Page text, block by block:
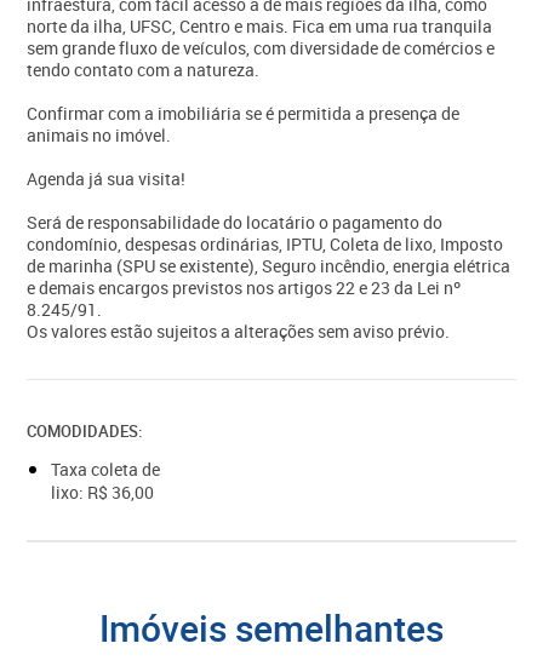
norte da ilha, UFSC, Centro e mais. Fica em uma rua tranquila
sem grande fluxo de veículos, com diversidade de comércios e
tendo contato com a natureza.
Confirmar com a imobiliária se é permitida a presença de
animais no imóvel.
Agenda já sua visita!
Será de responsabilidade do locatário o pagamento do
condomínio, despesas ordinárias, IPTU, Coleta de lixo, Imposto
de marinha (SPU se existente), Seguro incêndio, energia elétrica
e demais encargos previstos nos artigos 22 e 23 da Lei nº
8.245/91.
Os valores estão sujeitos a alterações sem aviso prévio.
COMODIDADES:
Taxa coleta de
lixo: R$ 36,00
imóveis semelhantes